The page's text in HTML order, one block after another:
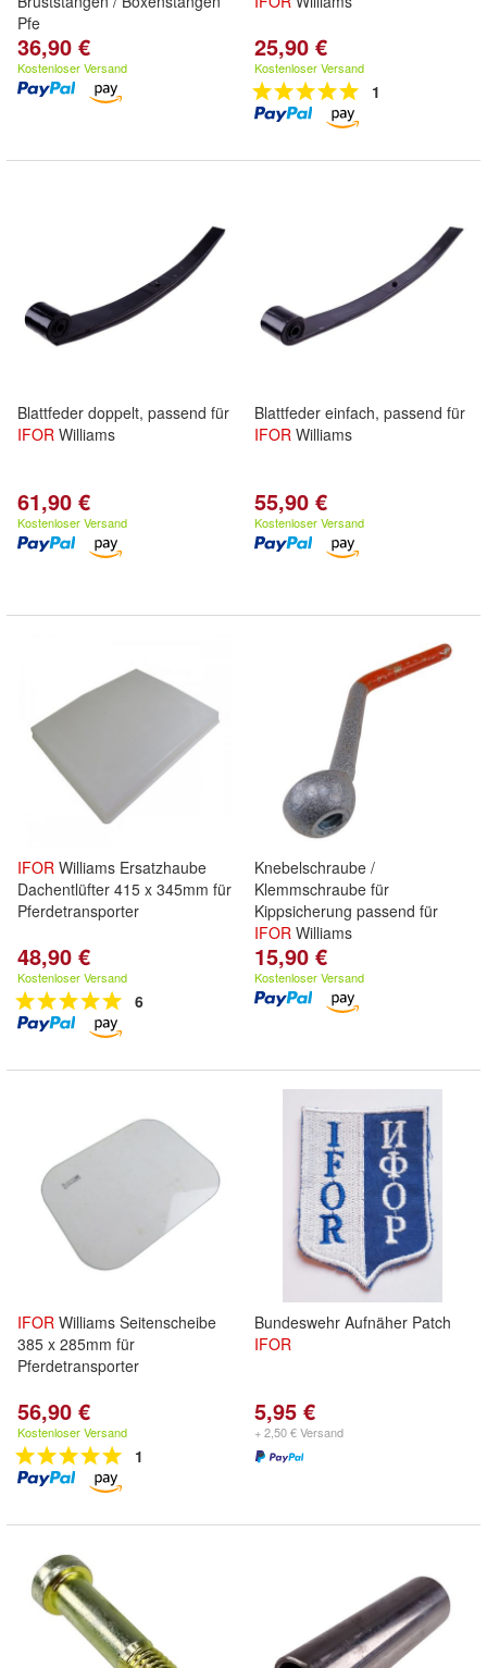
Pfe
36,90 €
Kostenloser Versand
25,90 €
Kostenloser Versand
1
Blattfeder doppelt, passend für
IFOR Williams
61,90 €
Kostenloser Versand
Blattfeder einfach, passend für
IFOR Williams
55,90 €
Kostenloser Versand
IFOR Williams Ersatzhaube
Dachentlüfter 415 x 345mm für
Pferdetransporter
48,90 €
Kostenloser Versand
6
Knebelschraube /
Klemmschraube für
Kippsicherung passend für
IFOR Williams
15,90 €
Kostenloser Versand
IFOR Williams Seitenscheibe
385 x 285mm für
Pferdetransporter
56,90 €
Kostenloser Versand
1
Bundeswehr Aufnäher Patch
IFOR
5,95 €
+ 2,50 € Versand